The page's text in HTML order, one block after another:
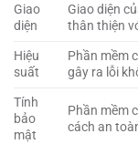
Giao
diện
Giao diện
thân thiện
Hiệu
suất
Phần mềm
gây ra lỗi
Tính
bảo
mật
Phần mềm
cách an